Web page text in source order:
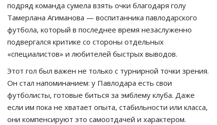
подряд команда сумела взять очки благодаря голу
Тамерлана Агиманова — воспитанника павлодарского
футбола, который в последнее время незаслуженно
подвергался критике со стороны отдельных
«специалистов» и любителей быстрых выводов.
Этот гол был важен не только с турнирной точки зрения.
Он стал напоминанием: у Павлодара есть свои
футболисты, готовые биться за эмблему клуба. Даже
если им пока не хватает опыта, стабильности или класса,
они компенсируют это самоотдачей и характером.